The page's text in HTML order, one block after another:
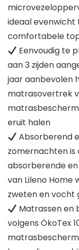
ideaal
comfortabele
Eenvoudig te
aan 3 zijden
jaar aanbevolen
matrasovertrek
eruit halen
Absorberend
zomernachten is
absorberende
van Lileno Home
zweten en vocht
Matrassen en
volgens ÖkoTex